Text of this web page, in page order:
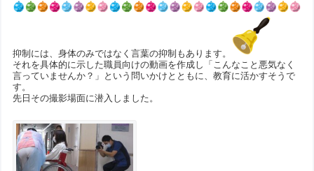
抑制には、身体のみではなく言葉の抑制もあります。
それを具体的に示した職員向けの動画を作成し「こんなこと悪気なく
言っていませんか？」という問いかけとともに、教育に活かすそうで
す。
先日その撮影場面に潜入しました。